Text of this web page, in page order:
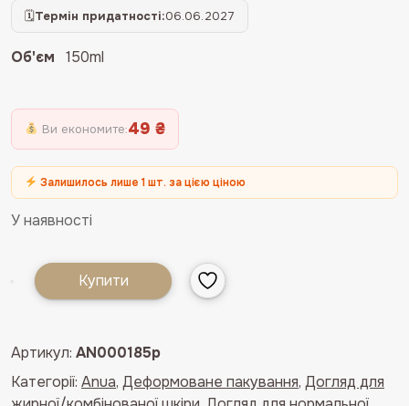
🗓Термін придатності:06.06.2027
Об'єм 150ml
Ви економите:49 ₴
Залишилось лише 1 шт. за цією ціною
У наявності
Молочко-
обличчя
з
екстрактом
Купити
Артикул: AN000185p
Категорії: Anua, Деформоване пакування, Догляд для